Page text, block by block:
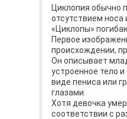
Циклопия обычно
отсутствием носа
«Циклопы»
Первое
происхождении,
Он описывает
устроенное тело
виде пениса или
глазами.
Хотя девочка
соответствии с